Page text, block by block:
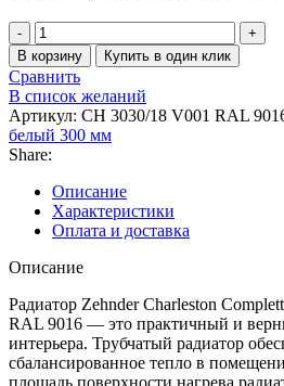
Количество
товара
Радиатор
Zehnder
Charleston
Completto
CH
3030/18
V001
½
RAL
9016
В корзину Купить в один клик
Сравнить
В список желаний
Артикул: CH 3030/18 V001 RAL
белый 300 мм
Share:
Описание
Характеристики
Оплата и доставка
Описание
Радиатор Zehnder Charleston
RAL 9016 — это практичный и
интерьера. Трубчатый радиатор
сбалансированное тепло в
площадь поверхности нагрева